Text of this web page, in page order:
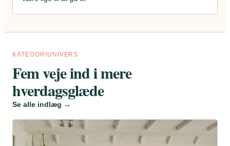
KATEGORIUNIVERS
Fem veje ind i mere
hverdagsglæde
Se alle indlæg →